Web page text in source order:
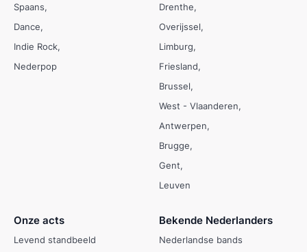
Spaans
Dance
Indie Rock
Nederpop
Drenthe
Overijssel
Limburg
Friesland
Brussel
West - Vlaanderen
Antwerpen
Brugge
Gent
Leuven
Onze acts
Levend standbeeld
Bekende Nederlanders
Nederlandse bands